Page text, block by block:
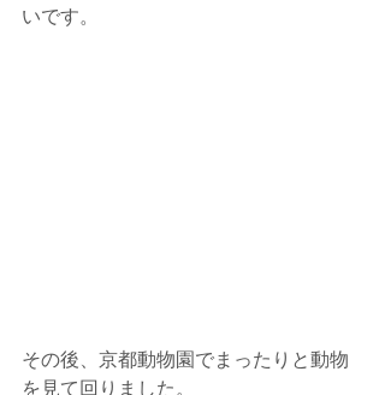
いです。
その後、京都動物園でまったりと動物
を見て回りました。